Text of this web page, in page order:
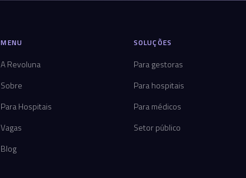
MENU
A Revoluna
Sobre
Para Hospitais
Vagas
Blog
SOLUÇÕES
Para gestoras
Para hospitais
Para médicos
Setor público